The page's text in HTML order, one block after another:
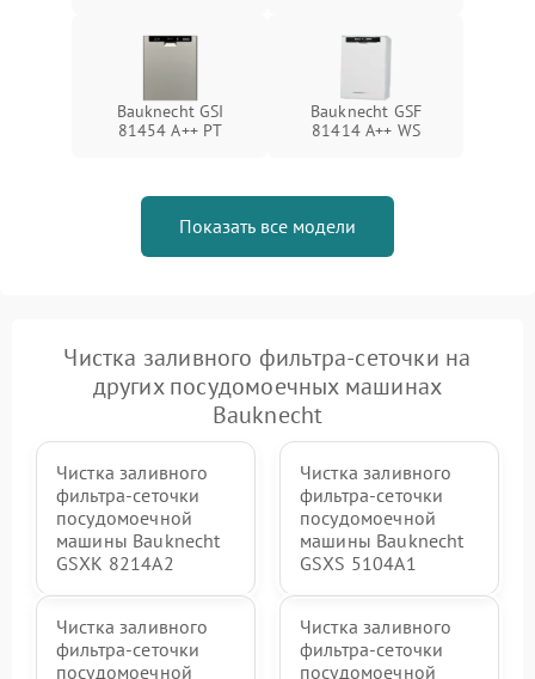
Bauknecht GSI
81454 A++ PT
Bauknecht GSF
81414 A++ WS
Показать все модели
Чистка заливного фильтра-сеточки на
других посудомоечных машинах
Bauknecht
Чистка заливного
фильтра-сеточки
посудомоечной
машины Bauknecht
GSXK 8214A2
Чистка заливного
фильтра-сеточки
посудомоечной
машины Bauknecht
GSXS 5104A1
Чистка заливного
фильтра-сеточки
посудомоечной
Чистка заливного
фильтра-сеточки
посудомоечной